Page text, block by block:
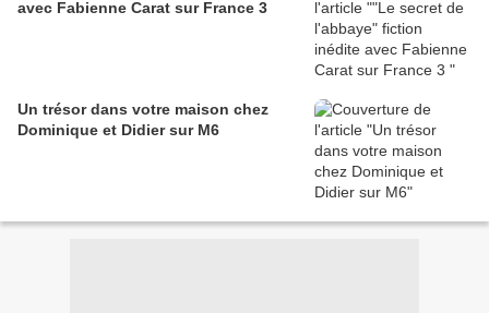
avec Fabienne Carat sur France 3
Un trésor dans votre maison chez
Dominique et Didier sur M6